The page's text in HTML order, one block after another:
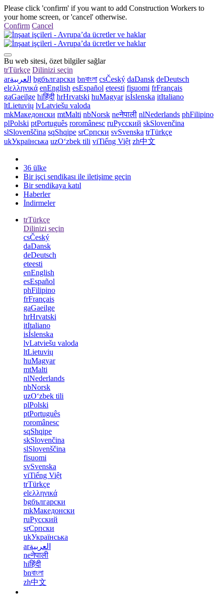
Please click 'confirm' if you want to add Construction Workers to
your home screen, or 'cancel' otherwise.
Confirm Cancel
Bu web sitesi, özet bilgiler sağlar
trTürkçe Dilinizi seçin
arالعربية bgбългарски bnবাংলা csČeský daDansk deDeutsch
elελληνικά enEnglish esEspañol eteesti fisuomi frFrançais
gaGaeilge hiहिंदी hrHrvatski huMagyar isÍslenska itItaliano
ltLietuvių lvLatviešu valoda
mkМакедонски mtMalti nbNorsk neनेपाली nlNederlands phFilipino
plPolski ptPortuguês roromânesc ruРусский skSlovenčina
slSlovenščina sqShqipe srСрпски svSvenska trTürkçe
ukУкраїнська uzOʻzbek tili viTiếng Việt zh中文
36 ülke
Bir işçi sendikası ile iletişime geçin
Bir sendikaya katıl
Haberler
İndirmeler
trTürkçe
Dilinizi seçin
csČeský
daDansk
deDeutsch
eteesti
enEnglish
esEspañol
phFilipino
frFrançais
gaGaeilge
hrHrvatski
itItaliano
isÍslenska
lvLatviešu valoda
ltLietuvių
huMagyar
mtMalti
nlNederlands
nbNorsk
uzOʻzbek tili
plPolski
ptPortuguês
roromânesc
sqShqipe
skSlovenčina
slSlovenščina
fisuomi
svSvenska
viTiếng Việt
trTürkçe
elελληνικά
bgбългарски
mkМакедонски
ruРусский
srСрпски
ukУкраїнська
arالعربية
neनेपाली
hiहिंदी
bnবাংলা
zh中文